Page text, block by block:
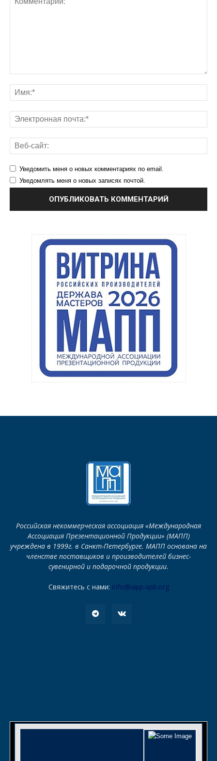
Уведомить меня о новых комментариях по email.
Уведомлять меня о новых записях почтой.
Российская некоммерческая ассоциация «Международная
Ассоциация Презентационной Продукции» (МАПП)
учреждена в 1999г. в Санкт-Петербурге. МАПП основана на
членстве поставщиков и производителей бизнес-
сувенирной и подарочной продукции.
Свяжитесь с нами: info@iapp-spb.org